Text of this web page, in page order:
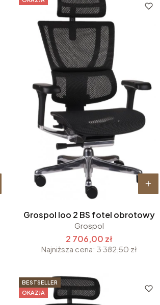
Grospol Ioo 2 BS fotel obrotowy
Grospol
2 706,00 zł
Najniższa cena: 3 382,50 zł
OKAZJA
BESTSELLER